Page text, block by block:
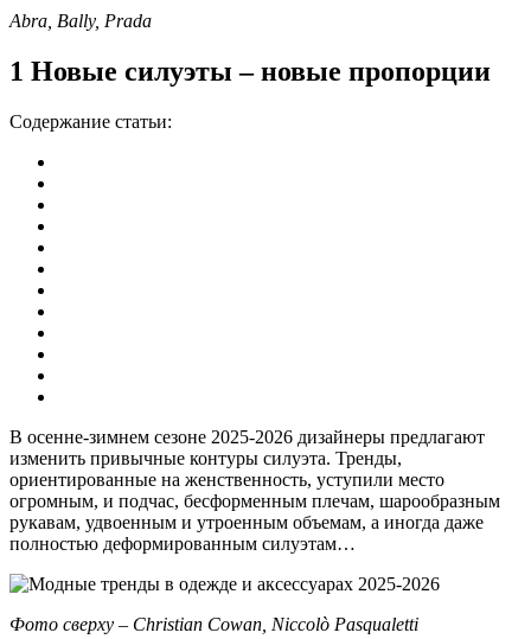
Abra, Bally, Prada
1 Новые силуэты – новые пропорции
Содержание статьи:
В осенне-зимнем сезоне 2025-2026 дизайнеры предлагают
изменить привычные контуры силуэта. Тренды,
ориентированные на женственность, уступили место
огромным, и подчас, бесформенным плечам, шарообразным
рукавам, удвоенным и утроенным объемам, а иногда даже
полностью деформированным силуэтам…
Фото сверху – Christian Cowan, Niccolò Pasqualetti